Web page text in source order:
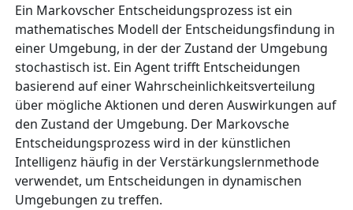
Ein Markovscher Entscheidungsprozess ist ein
mathematisches Modell der Entscheidungsfindung in
einer Umgebung, in der der Zustand der Umgebung
stochastisch ist. Ein Agent trifft Entscheidungen
basierend auf einer Wahrscheinlichkeitsverteilung
über mögliche Aktionen und deren Auswirkungen auf
den Zustand der Umgebung. Der Markovsche
Entscheidungsprozess wird in der künstlichen
Intelligenz häufig in der Verstärkungslernmethode
verwendet, um Entscheidungen in dynamischen
Umgebungen zu treffen.